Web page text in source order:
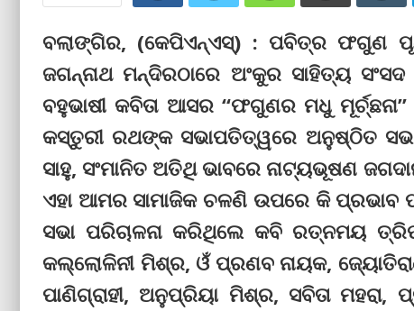
ବଲାଙ୍ଗିର, (କେପିଏନ୍‌ଏସ୍‌) : ପବିତ୍ର ଫଗୁଣ
ଜଗନ୍ନାଥ ମନ୍ଦିରଠାରେ ଅଂକୁର ସାହିତ୍ୟ
ବହୁଭାଷୀ କବିତା ଆସର “ଫଗୁଣର ମଧୁ
କସ୍ତୁରୀ ରଥଙ୍କ ସଭାପତିତ୍ୱରେ ଅନୁଷ୍ଠିତ
ସାହୁ, ସଂମାନିତ ଅତିଥି ଭାବରେ ନାଟ୍ୟଭୂଷଣ
ଏହା ଆମର ସାମାଜିକ ଚଳଣି ଉପରେ କି ପ୍ରଭାବ
ସଭା ପରିଚାଳନା କରିଥିଲେ କବି ରତ୍ନମୟ
କଲ୍ଲୋଳିନୀ ମିଶ୍ର, ଓଁ ପ୍ରଣବ ନାୟକ,
ପାଣିଗ୍ରାହୀ, ଅନୁପ୍ରିୟା ମିଶ୍ର, ସବିତା